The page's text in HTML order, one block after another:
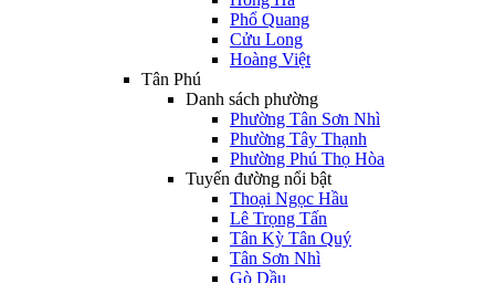
Phổ Quang
Cửu Long
Hoàng Việt
Tân Phú
Danh sách phường
Phường Tân Sơn Nhì
Phường Tây Thạnh
Phường Phú Thọ Hòa
Tuyến đường nổi bật
Thoại Ngọc Hầu
Lê Trọng Tấn
Tân Kỳ Tân Quý
Tân Sơn Nhì
Gò Dầu